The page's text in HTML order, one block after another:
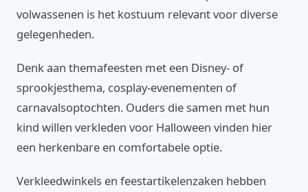
volwassenen is het kostuum relevant voor diverse
gelegenheden.
Denk aan themafeesten met een Disney- of
sprookjesthema, cosplay-evenementen of
carnavalsoptochten. Ouders die samen met hun
kind willen verkleden voor Halloween vinden hier
een herkenbare en comfortabele optie.
Verkleedwinkels en feestartikelenzaken hebben